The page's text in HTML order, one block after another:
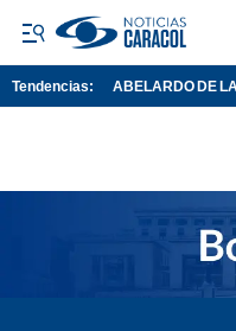
Tendencias: ABELARDO DE